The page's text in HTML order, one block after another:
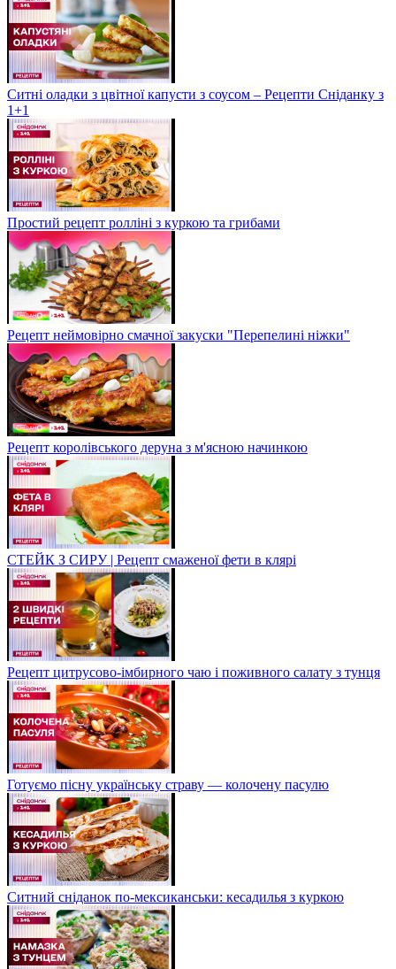
Ситні оладки з цвітної капусти з соусом – Рецепти Сніданку з
1+1
Простий рецепт ролліні з куркою та грибами
Рецепт неймовірно смачної закуски "Перепелині ніжки"
Рецепт королівського деруна з м'ясною начинкою
СТЕЙК З СИРУ | Рецепт смаженої фети в клярі
Рецепт цитрусово-імбирного чаю і поживного салату з тунця
Готуємо пісну українську страву — колочену пасулю
Ситний сніданок по-мексиканськи: кесадилья з куркою